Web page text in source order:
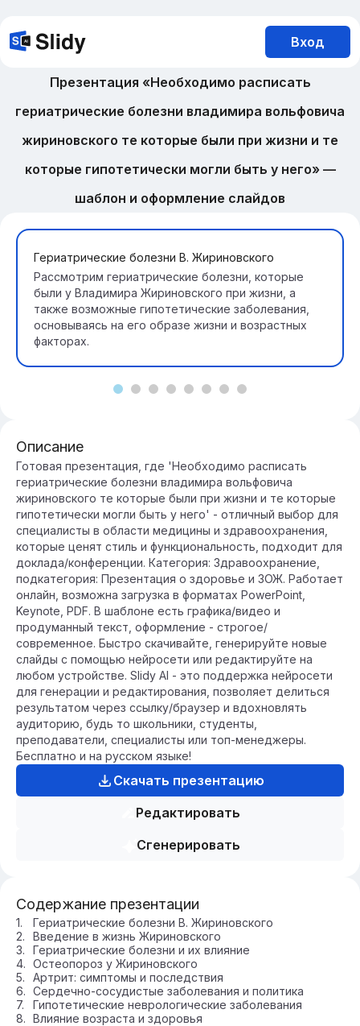
Вход
Презентация «Необходимо расписать
гериатрические болезни владимира вольфовича
жириновского те которые были при жизни и те
которые гипотетически могли быть у него» —
шаблон и оформление слайдов
Гериатрические болезни В. Жириновского
Рассмотрим гериатрические болезни, которые
были у Владимира Жириновского при жизни, а
также возможные гипотетические заболевания,
основываясь на его образе жизни и возрастных
факторах.
Описание
Готовая презентация, где 'Необходимо расписать
гериатрические болезни владимира вольфовича
жириновского те которые были при жизни и те которые
гипотетически могли быть у него' - отличный выбор для
специалисты в области медицины и здравоохранения,
которые ценят стиль и функциональность, подходит для
доклада/конференции. Категория: Здравоохранение,
подкатегория: Презентация о здоровье и ЗОЖ. Работает
онлайн, возможна загрузка в форматах PowerPoint,
Keynote, PDF. В шаблоне есть графика/видео и
продуманный текст, оформление - строгое/
современное. Быстро скачивайте, генерируйте новые
слайды с помощью нейросети или редактируйте на
любом устройстве. Slidy AI - это поддержка нейросети
для генерации и редактирования, позволяет делиться
результатом через ссылку/браузер и вдохновлять
аудиторию, будь то школьники, студенты,
преподаватели, специалисты или топ-менеджеры.
Бесплатно и на русском языке!
Скачать презентацию
Редактировать
Сгенерировать
Содержание презентации
Гериатрические болезни В. Жириновского
Введение в жизнь Жириновского
Гериатрические болезни и их влияние
Остеопороз у Жириновского
Артрит: симптомы и последствия
Сердечно-сосудистые заболевания и политика
Гипотетические неврологические заболевания
Влияние возраста и здоровья